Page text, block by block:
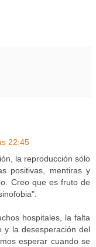
22:45
la reproducción sólo
positivas, mentiras y
Creo que es fruto de
hospitales, la falta
y la desesperación del
esperar cuando se